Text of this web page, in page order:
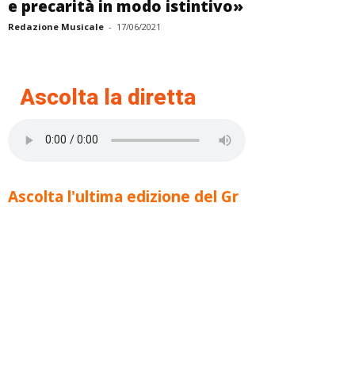
e precarità in modo istintivo»
Redazione Musicale - 17/06/2021
Ascolta la diretta
Ascolta l'ultima edizione del Gr